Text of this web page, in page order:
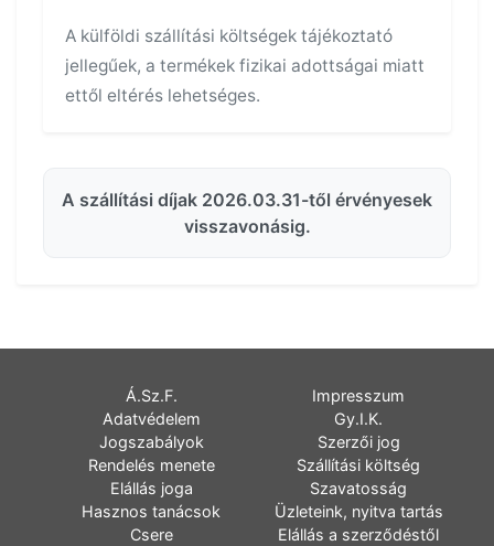
A külföldi szállítási költségek tájékoztató
jellegűek, a termékek fizikai adottságai miatt
ettől eltérés lehetséges.
A szállítási díjak 2026.03.31-től érvényesek
visszavonásig.
Á.Sz.F.
Impresszum
Adatvédelem
Gy.I.K.
Jogszabályok
Szerzői jog
Rendelés menete
Szállítási költség
Elállás joga
Szavatosság
Hasznos tanácsok
Üzleteink, nyitva tartás
Csere
Elállás a szerződéstől